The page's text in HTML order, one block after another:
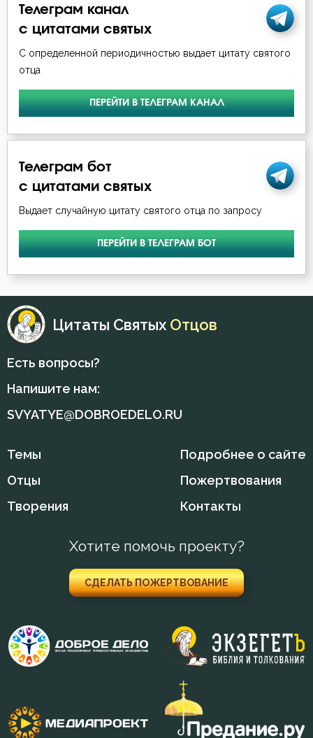
Телеграм канал
с цитатами святых
С определенной периодичностью выдает цитату святого
отца
ПЕРЕЙТИ В ТЕЛЕГРАМ КАНАЛ
Телеграм бот
с цитатами святых
Выдает случайную цитату святого отца по запросу
ПЕРЕЙТИ В ТЕЛЕГРАМ БОТ
Цитаты Святых Отцов
Есть вопросы?
Напишите нам:
SVYATYE@DOBROEDELO.RU
Темы
Отцы
Творения
Подробнее о сайте
Пожертвования
Контакты
Хотите помочь проекту?
СДЕЛАТЬ ПОЖЕРТВОВАНИЕ